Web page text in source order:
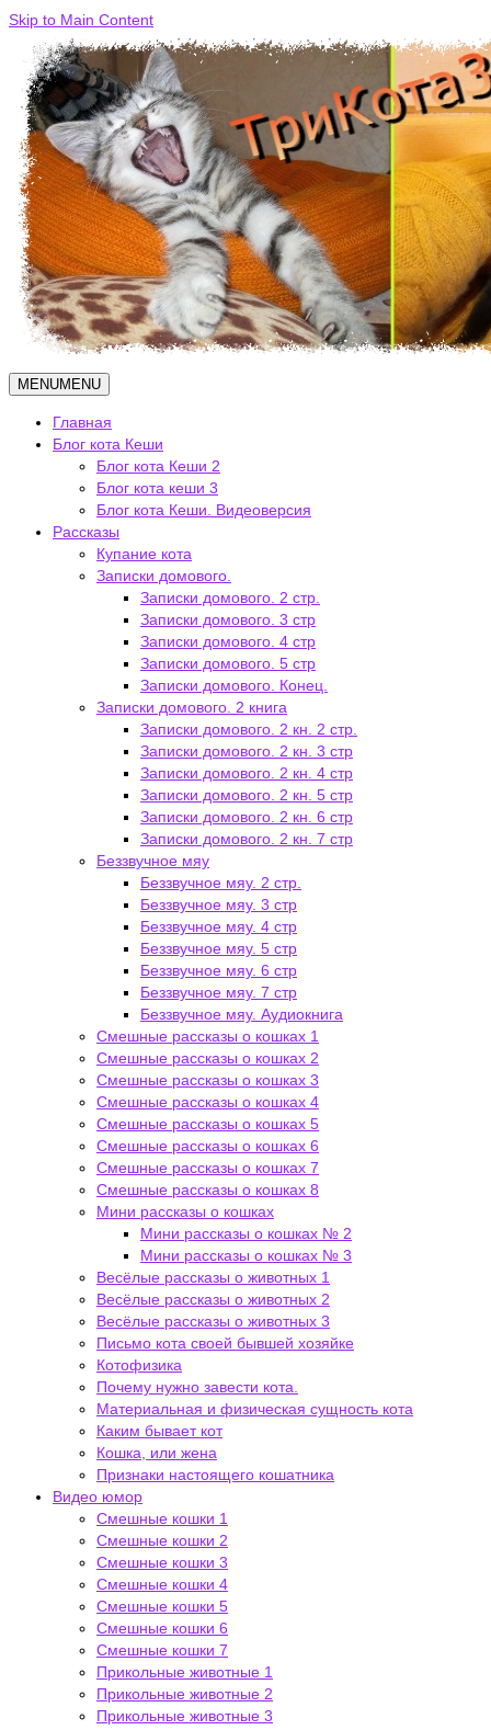
Skip to Main Content
MENUMENU
Главная
Блог кота Кеши
Блог кота Кеши 2
Блог кота кеши 3
Блог кота Кеши. Видеоверсия
Рассказы
Купание кота
Записки домового.
Записки домового. 2 стр.
Записки домового. 3 стр
Записки домового. 4 стр
Записки домового. 5 стр
Записки домового. Конец.
Записки домового. 2 книга
Записки домового. 2 кн. 2 стр.
Записки домового. 2 кн. 3 стр
Записки домового. 2 кн. 4 стр
Записки домового. 2 кн. 5 стр
Записки домового. 2 кн. 6 стр
Записки домового. 2 кн. 7 стр
Беззвучное мяу
Беззвучное мяу. 2 стр.
Беззвучное мяу. 3 стр
Беззвучное мяу. 4 стр
Беззвучное мяу. 5 стр
Беззвучное мяу. 6 стр
Беззвучное мяу. 7 стр
Беззвучное мяу. Аудиокнига
Смешные рассказы о кошках 1
Смешные рассказы о кошках 2
Смешные рассказы о кошках 3
Смешные рассказы о кошках 4
Смешные рассказы о кошках 5
Смешные рассказы о кошках 6
Смешные рассказы о кошках 7
Смешные рассказы о кошках 8
Мини рассказы о кошках
Мини рассказы о кошках № 2
Мини рассказы о кошках № 3
Весёлые рассказы о животных 1
Весёлые рассказы о животных 2
Весёлые рассказы о животных 3
Письмо кота своей бывшей хозяйке
Котофизика
Почему нужно завести кота.
Материальная и физическая сущность кота
Каким бывает кот
Кошка, или жена
Признаки настоящего кошатника
Видео юмор
Смешные кошки 1
Смешные кошки 2
Смешные кошки 3
Смешные кошки 4
Смешные кошки 5
Смешные кошки 6
Смешные кошки 7
Прикольные животные 1
Прикольные животные 2
Прикольные животные 3